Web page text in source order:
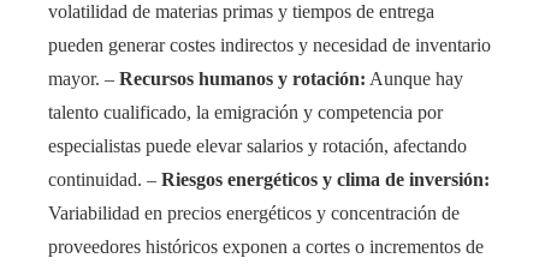
volatilidad de materias primas y tiempos de entrega
pueden generar costes indirectos y necesidad de inventario
mayor. – Recursos humanos y rotación: Aunque hay
talento cualificado, la emigración y competencia por
especialistas puede elevar salarios y rotación, afectando
continuidad. – Riesgos energéticos y clima de inversión:
Variabilidad en precios energéticos y concentración de
proveedores históricos exponen a cortes o incrementos de